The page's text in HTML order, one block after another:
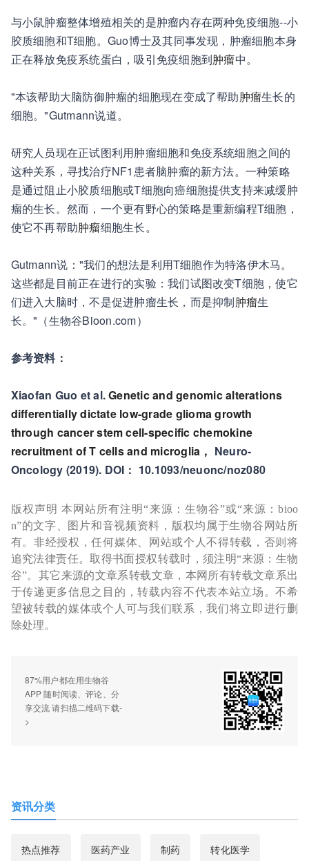
与小鼠肿瘤整体增殖相关的是肿瘤内存在两种免疫细胞--小
胶质细胞和T细胞。Guo博士及其同事发现，肿瘤细胞本身
正在释放免疫系统蛋白，吸引免疫细胞到肿瘤中。
"本该帮助大脑防御肿瘤的细胞现在变成了帮助肿瘤生长的
细胞。"Gutmann说道。
研究人员现在正试图利用肿瘤细胞和免疫系统细胞之间的
这种关系，寻找治疗NF1患者脑肿瘤的新方法。一种策略
是通过阻止小胶质细胞或T细胞向癌细胞提供支持来减缓肿
瘤的生长。然而，一个更有野心的策略是重新编程T细胞，
使它不再帮助肿瘤细胞生长。
Gutmann说："我们的想法是利用T细胞作为特洛伊木马。
这些都是目前正在进行的实验：我们试图改变T细胞，使它
们进入大脑时，不是促进肿瘤生长，而是抑制肿瘤生
长。"（生物谷Bioon.com）
参考资料：
Xiaofan Guo et al.Genetic and genomic alterations
differentially dictate low-grade glioma growth
through cancer stem cell-specific chemokine
recruitment of T cells and microglia， Neuro-
Oncology (2019). DOI： 10.1093/neuonc/noz080
版权声明 本网站所有注明“来源：生物谷”或“来源：bioo
n”的文字、图片和音视频资料，版权均属于生物谷网站所
有。非经授权，任何媒体、网站或个人不得转载，否则将
追究法律责任。取得书面授权转载时，须注明“来源：生物
谷”。其它来源的文章系转载文章，本网所有转载文章系出
于传递更多信息之目的，转载内容不代表本站立场。不希
望被转载的媒体或个人可与我们联系，我们将立即进行删
除处理。
87%用户都在用生物谷
APP 随时阅读、评论、分
享交流 请扫描二维码下载-
>
资讯分类
热点推荐 医药产业 制药 转化医学